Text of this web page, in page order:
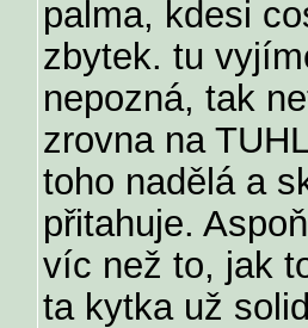
palma, kdesi
zbytek. tu
nepozná, tak
zrovna na
toho nadělá a
přitahuje.
víc než to, jak
ta kytka už